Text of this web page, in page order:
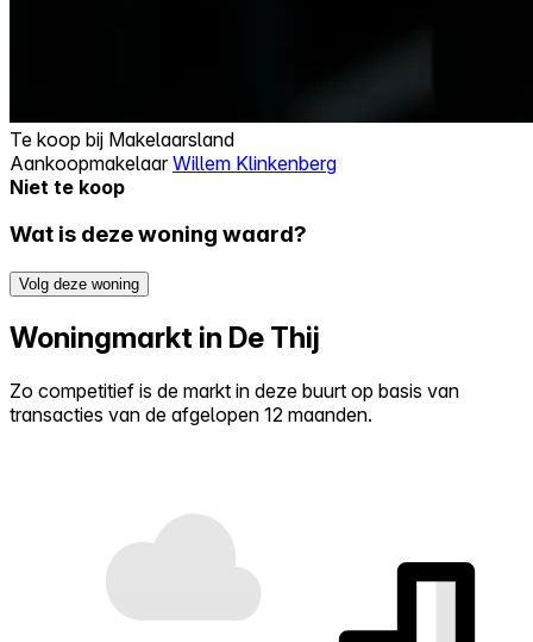
Te koop bij Makelaarsland
AankoopmakelaarWillem Klinkenberg
Niet te koop
Wat is deze woning waard?
Volg deze woning
Woningmarkt in De Thij
Zo competitief is de markt in deze buurt op basis van
transacties van de afgelopen 12 maanden.